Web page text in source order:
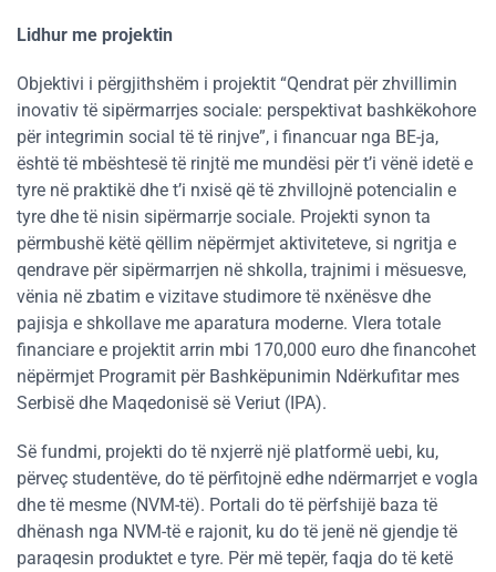
Lidhur me projektin
Objektivi i përgjithshëm i projektit “Qendrat për zhvillimin
inovativ të sipërmarrjes sociale: perspektivat bashkëkohore
për integrimin social të të rinjve”, i financuar nga BE-ja,
është të mbështesë të rinjtë me mundësi për t’i vënë idetë e
tyre në praktikë dhe t’i nxisë që të zhvillojnë potencialin e
tyre dhe të nisin sipërmarrje sociale. Projekti synon ta
përmbushë këtë qëllim nëpërmjet aktiviteteve, si ngritja e
qendrave për sipërmarrjen në shkolla, trajnimi i mësuesve,
vënia në zbatim e vizitave studimore të nxënësve dhe
pajisja e shkollave me aparatura moderne. Vlera totale
financiare e projektit arrin mbi 170,000 euro dhe financohet
nëpërmjet Programit për Bashkëpunimin Ndërkufitar mes
Serbisë dhe Maqedonisë së Veriut (IPA).
Së fundmi, projekti do të nxjerrë një platformë uebi, ku,
përveç studentëve, do të përfitojnë edhe ndërmarrjet e vogla
dhe të mesme (NVM-të). Portali do të përfshijë baza të
dhënash nga NVM-të e rajonit, ku do të jenë në gjendje të
paraqesin produktet e tyre. Për më tepër, faqja do të ketë